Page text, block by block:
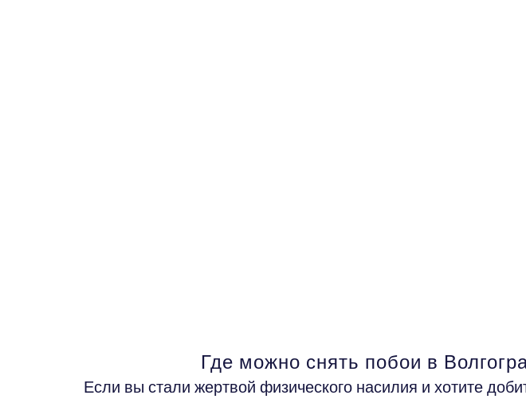
Где можно снять побои в
Если вы стали жертвой физического насилия и хотите